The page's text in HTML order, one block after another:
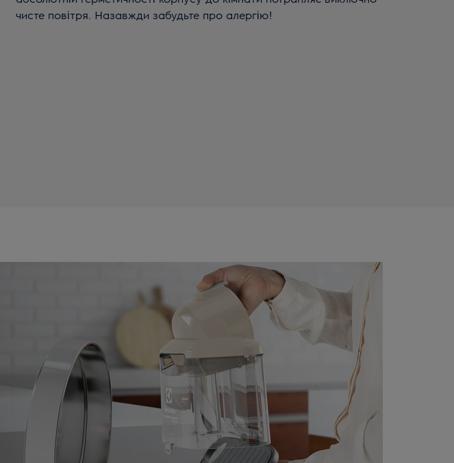
чисте повітря. Назавжди забудьте про алергію!